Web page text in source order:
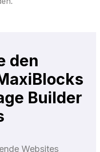
den
Builder
Websites